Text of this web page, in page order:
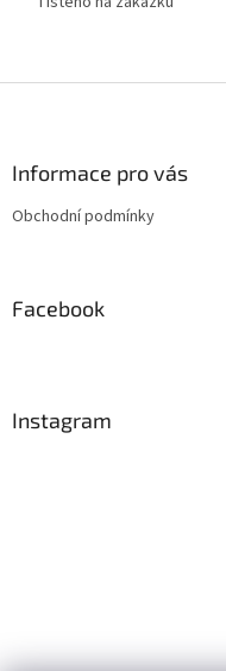
Informace pro vás
Obchodní podmínky
Facebook
Instagram